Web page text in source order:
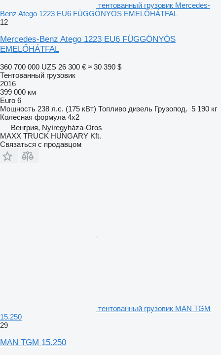
тентованный грузовик Mercedes-
Benz Atego 1223 EU6 FÜGGÖNYÖS EMELŐHÁTFAL
12
Mercedes-Benz Atego 1223 EU6 FÜGGÖNYÖS
EMELŐHÁTFAL
360 700 000 UZS 26 300 € ≈ 30 390 $
Тентованный грузовик
2016
399 000 км
Euro 6
Мощность 238 л.с. (175 кВт) Топливо дизель Грузопод. 5 190 кг
Колесная формула 4x2
Венгрия, Nyíregyháza-Oros
MAXX TRUCK HUNGARY Kft.
Связаться с продавцом
тентованный грузовик MAN TGM
15.250
29
MAN TGM 15.250